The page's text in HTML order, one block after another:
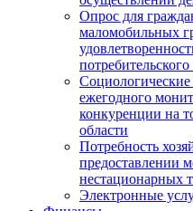
Опрос для
маломобильных
ежегодного
конкуренции на
области
Потребность
предоставлении
нестационарных
Электронные